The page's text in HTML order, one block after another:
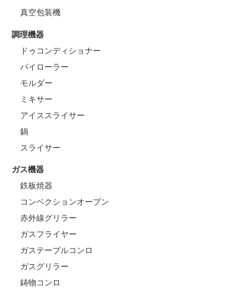
真空包装機
調理機器
ドゥコンディショナー
パイローラー
モルダー
ミキサー
アイススライサー
鍋
スライサー
ガス機器
鉄板焼器
コンベクションオーブン
赤外線グリラー
ガスフライヤー
ガステーブルコンロ
ガスグリラー
鋳物コンロ